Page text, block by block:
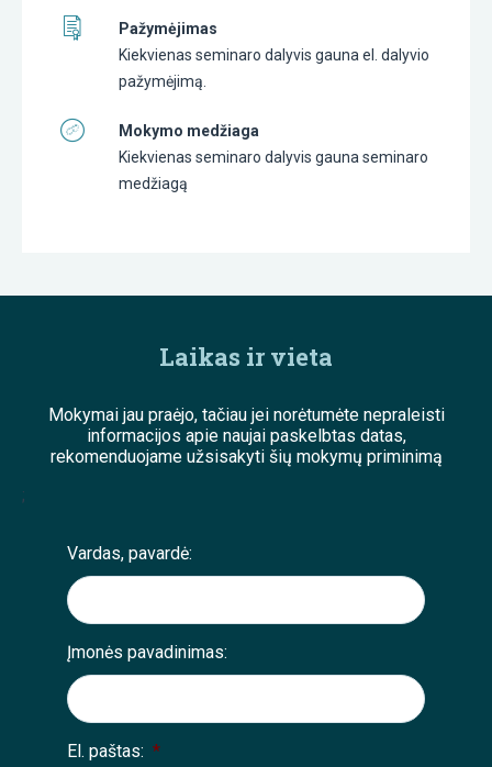
Pažymėjimas
Kiekvienas seminaro dalyvis gauna el. dalyvio
pažymėjimą.
Mokymo medžiaga
Kiekvienas seminaro dalyvis gauna seminaro
medžiagą
Laikas ir vieta
Mokymai jau praėjo, tačiau jei norėtumėte nepraleisti
informacijos apie naujai paskelbtas datas,
rekomenduojame užsisakyti šių mokymų priminimą
;
Vardas, pavardė:
Įmonės pavadinimas:
El. paštas: *